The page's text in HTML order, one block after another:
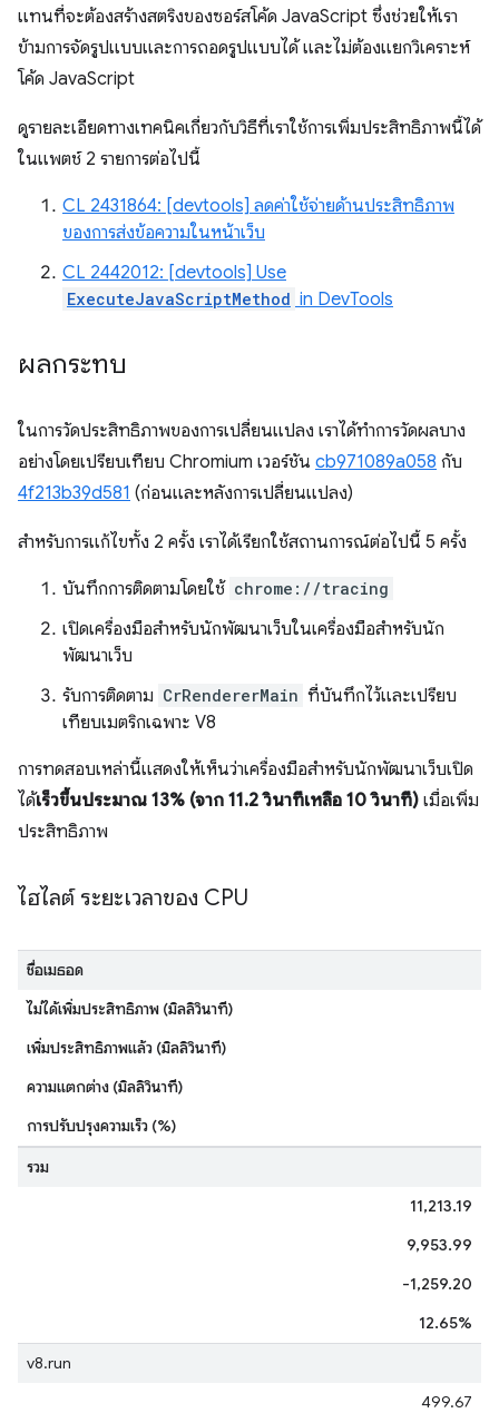
แทนที่จะต้องสร้างสตริงของซอร์สโค้ด JavaScript ซึ่งช่วยให้เรา
ข้ามการจัดรูปแบบและการถอดรูปแบบได้ และไม่ต้องแยกวิเคราะห์
โค้ด JavaScript
ดูรายละเอียดทางเทคนิคเกี่ยวกับวิธีที่เราใช้การเพิ่มประสิทธิภาพนี้ได้
ในแพตช์ 2 รายการต่อไปนี้
CL 2431864: [devtools] ลดค่าใช้จ่ายด้านประสิทธิภาพ
ของการส่งข้อความในหน้าเว็บ
CL 2442012: [devtools] Use
ExecuteJavaScriptMethod in DevTools
ผลกระทบ
ในการวัดประสิทธิภาพของการเปลี่ยนแปลง เราได้ทำการวัดผลบาง
อย่างโดยเปรียบเทียบ Chromium เวอร์ชัน cb971089a058 กับ
4f213b39d581 (ก่อนและหลังการเปลี่ยนแปลง)
สำหรับการแก้ไขทั้ง 2 ครั้ง เราได้เรียกใช้สถานการณ์ต่อไปนี้ 5 ครั้ง
บันทึกการติดตามโดยใช้ chrome://tracing
เปิดเครื่องมือสำหรับนักพัฒนาเว็บในเครื่องมือสำหรับนัก
พัฒนาเว็บ
รับการติดตาม CrRendererMain ที่บันทึกไว้และเปรียบ
เทียบเมตริกเฉพาะ V8
การทดสอบเหล่านี้แสดงให้เห็นว่าเครื่องมือสำหรับนักพัฒนาเว็บเปิด
ได้เร็วขึ้นประมาณ 13% (จาก 11.2 วินาทีเหลือ 10 วินาที) เมื่อเพิ่ม
ประสิทธิภาพ
ไฮไลต์ ระยะเวลาของ CPU
ชื่อเมธอด
ไม่ได้เพิ่มประสิทธิภาพ (มิลลิวินาที)
เพิ่มประสิทธิภาพแล้ว (มิลลิวินาที)
ความแตกต่าง (มิลลิวินาที)
การปรับปรุงความเร็ว (%)
รวม
11,213.19
9,953.99
-1,259.20
12.65%
v8.run
499.67